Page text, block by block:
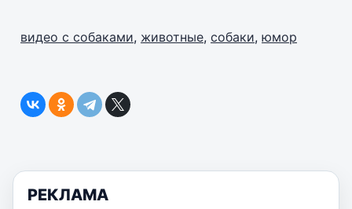
видео с собаками, животные, собаки, юмор
РЕКЛАМА